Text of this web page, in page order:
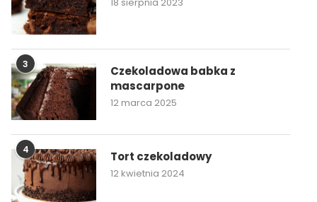
3
Czekoladowa babka z
mascarpone
12 marca 2025
4 Tort czekoladowy
12 kwietnia 2024